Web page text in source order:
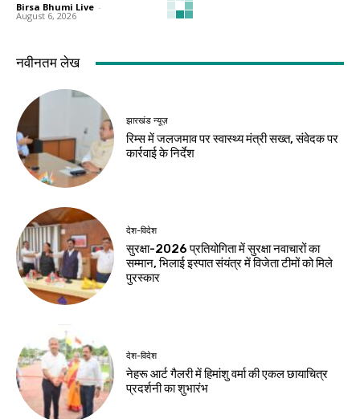
Birsa Bhumi Live -
August 6, 2026
नवीनतम लेख
झारखंड न्यूज़
रिम्स में जलजमाव पर स्वास्थ्य मंत्री सख्त, संवेदक पर
कार्रवाई के निर्देश
देश-विदेश
सुरक्षा-2026 प्रतियोगिता में सुरक्षा नवाचारों का
सम्मान, भिलाई इस्पात संयंत्र में विजेता टीमों को मिले
पुरस्कार
देश-विदेश
नेहरू आर्ट गैलरी में हिमांशु वर्मा की एकल छायाचित्र
प्रदर्शनी का शुभारंभ